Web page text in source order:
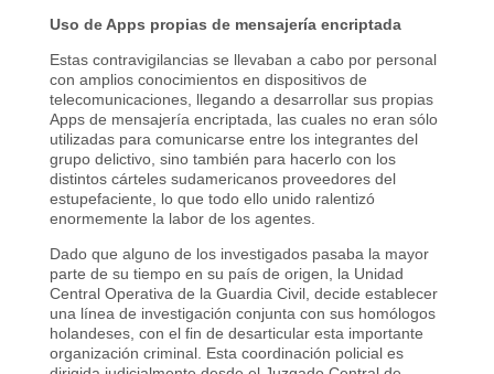
Uso de Apps propias de mensajería encriptada
Estas contravigilancias se llevaban a cabo por personal
con amplios conocimientos en dispositivos de
telecomunicaciones, llegando a desarrollar sus propias
Apps de mensajería encriptada, las cuales no eran sólo
utilizadas para comunicarse entre los integrantes del
grupo delictivo, sino también para hacerlo con los
distintos cárteles sudamericanos proveedores del
estupefaciente, lo que todo ello unido ralentizó
enormemente la labor de los agentes.
Dado que alguno de los investigados pasaba la mayor
parte de su tiempo en su país de origen, la Unidad
Central Operativa de la Guardia Civil, decide establecer
una línea de investigación conjunta con sus homólogos
holandeses, con el fin de desarticular esta importante
organización criminal. Esta coordinación policial es